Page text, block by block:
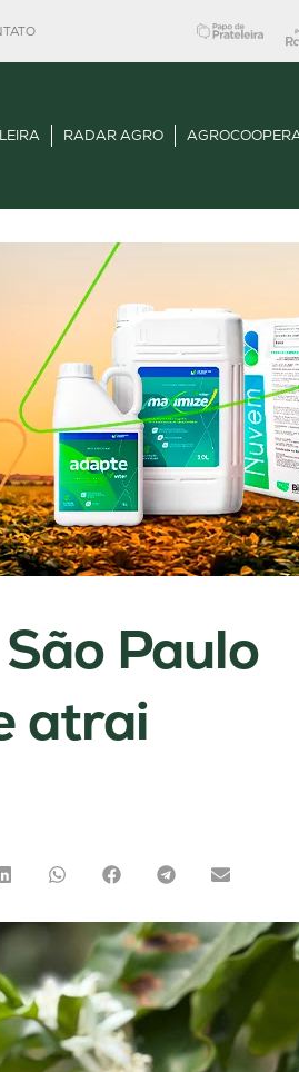
RADAR AGRO
Paulo
atrai